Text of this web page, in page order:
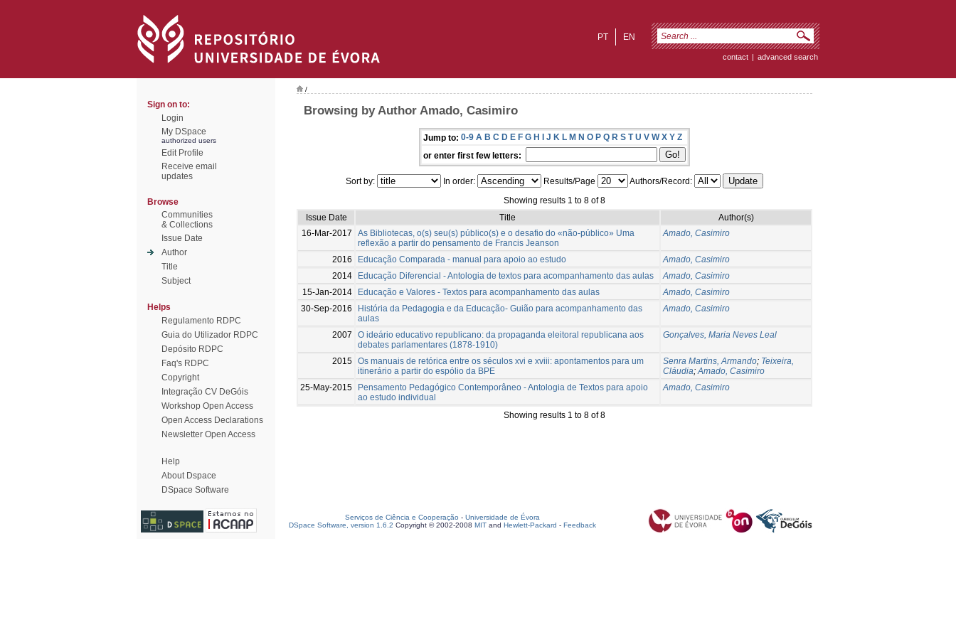
EN
PT
contact | advanced search
Sign on to:
Login
My DSpace
authorized users
Edit Profile
Receive email
updates
Browse
Communities
& Collections
Issue Date
Author
Title
Subject
Helps
Regulamento RDPC
Guia do Utilizador RDPC
Depósito RDPC
Faq's RDPC
Copyright
Integração CV DeGóis
Workshop Open Access
Open Access Declarations
Newsletter Open Access
Help
About Dspace
DSpace Software
/
Browsing by Author Amado, Casimiro
Jump to: 0-9 A B C D E F G H I J K L M N O P Q R S T U V W X Y Z
or enter first few letters:
Sort by: In order: Results/Page
Authors/Record:
Showing results 1 to 8 of 8
Issue Date
Title
Author(s)
16-Mar-2017
As Bibliotecas, o(s) seu(s) público(s) e o desafio do «não-público» Uma
reflexão a partir do pensamento de Francis Jeanson
Amado, Casimiro
2016 Educação Comparada - manual para apoio ao estudo
Amado, Casimiro
2014
Educação Diferencial - Antologia de textos para acompanhamento das aulas
Amado, Casimiro
15-Jan-2014
Educação e Valores - Textos para acompanhamento das aulas
Amado, Casimiro
30-Sep-2016
História da Pedagogia e da Educação- Guião para acompanhamento das
aulas
Amado, Casimiro
2007
O ideário educativo republicano: da propaganda eleitoral republicana aos
debates parlamentares (1878-1910)
Gonçalves, Maria Neves Leal
2015 Os manuais de retórica entre os séculos xvi e xviii: apontamentos para um
itinerário a partir do espólio da BPE
Senra Martins, Armando; Teixeira,
Cláudia;Amado, Casimiro
25-May-2015
Pensamento Pedagógico Contemporâneo - Antologia de Textos para apoio
ao estudo individual
Amado, Casimiro
Showing results 1 to 8 of 8
Serviços de Ciência e Cooperação - Universidade de Évora
DSpace Software, version 1.6.2 Copyright © 2002-2008 MIT and Hewlett-Packard - Feedback